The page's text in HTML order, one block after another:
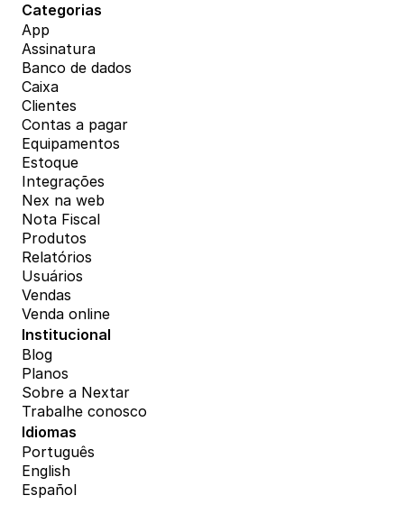
Categorias
App
Assinatura
Banco de dados
Caixa
Clientes
Contas a pagar
Equipamentos
Estoque
Integrações
Nex na web
Nota Fiscal
Produtos
Relatórios
Usuários
Vendas
Venda online
Institucional
Blog
Planos
Sobre a Nextar
Trabalhe conosco
Idiomas
Português
English
Español